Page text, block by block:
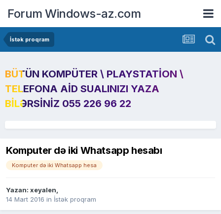
Forum Windows-az.com
İstək proqram
BÜTÜN KOMPÜTER \ PLAYSTATION \
TELEFONA AID SUALINIZI YAZA
BILƏRSINIZ 055 226 96 22
Komputer də iki Whatsapp hesabı
Komputer də iki Whatsapp hesa
Yazan: xeyalen,
14 Mart 2016 in İstək proqram